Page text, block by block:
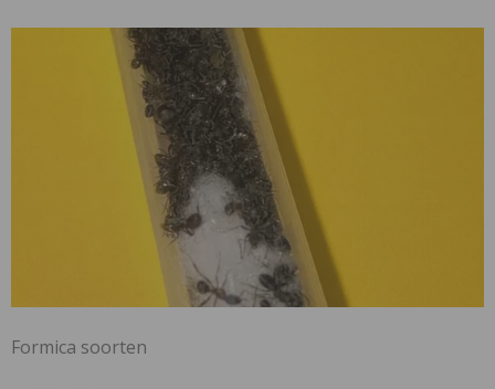
Formica soorten